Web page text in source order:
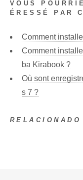
VOUS
ÉRESSÉ PAR
Comment
Comment
ba Kirabook ?
Où sont
s 7 ?
RELACIONADO